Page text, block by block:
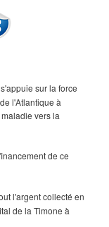
s'appuie sur la force
l'Atlantique à
vers la
de ce
l'argent collecté en
de la Timone à